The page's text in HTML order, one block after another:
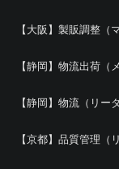
【大阪】製販調整（
【静岡】物流出荷（
【静岡】物流（リー
【京都】品質管理（